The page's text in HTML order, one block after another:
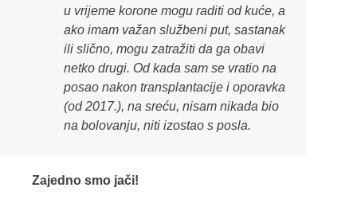
u vrijeme korone mogu raditi od kuće, a
ako imam važan službeni put, sastanak
ili slično, mogu zatražiti da ga obavi
netko drugi. Od kada sam se vratio na
posao nakon transplantacije i oporavka
(od 2017.), na sreću, nisam nikada bio
na bolovanju, niti izostao s posla.
Zajedno smo jači!